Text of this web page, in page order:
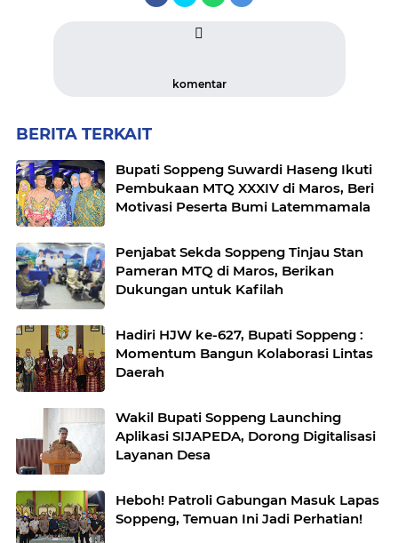
komentar
BERITA TERKAIT
Bupati Soppeng Suwardi Haseng Ikuti
Pembukaan MTQ XXXIV di Maros, Beri
Motivasi Peserta Bumi Latemmamala
Penjabat Sekda Soppeng Tinjau Stan
Pameran MTQ di Maros, Berikan
Dukungan untuk Kafilah
Hadiri HJW ke-627, Bupati Soppeng :
Momentum Bangun Kolaborasi Lintas
Daerah
Wakil Bupati Soppeng Launching
Aplikasi SIJAPEDA, Dorong Digitalisasi
Layanan Desa
Heboh! Patroli Gabungan Masuk Lapas
Soppeng, Temuan Ini Jadi Perhatian!